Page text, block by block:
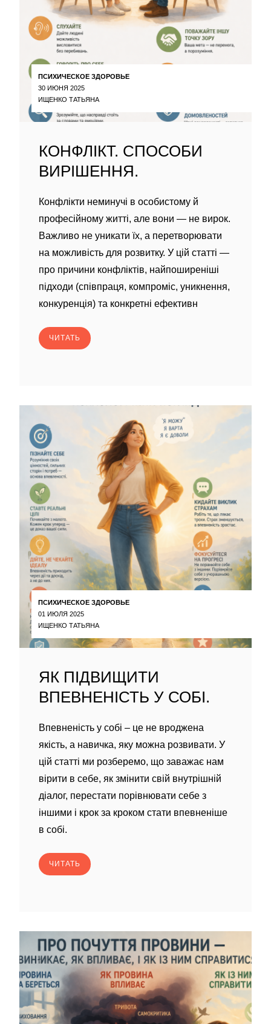
ПСИХИЧЕСКОЕ ЗДОРОВЬЕ
30 ИЮНЯ 2025
ИЩЕНКО ТАТЬЯНА
КОНФЛІКТ. СПОСОБИ
ВИРІШЕННЯ.
Конфлікти неминучі в особистому й
професійному житті, але вони — не вирок.
Важливо не уникати їх, а перетворювати
на можливість для розвитку. У цій статті —
про причини конфліктів, найпоширеніші
підходи (співпраця, компроміс, уникнення,
конкуренція) та конкретні ефективн
ЧИТАТЬ
ПСИХИЧЕСКОЕ ЗДОРОВЬЕ
01 ИЮЛЯ 2025
ИЩЕНКО ТАТЬЯНА
ЯК ПІДВИЩИТИ
ВПЕВНЕНІСТЬ У СОБІ.
Впевненість у собі – це не вроджена
якість, а навичка, яку можна розвивати. У
цій статті ми розберемо, що заважає нам
вірити в себе, як змінити свій внутрішній
діалог, перестати порівнювати себе з
іншими і крок за кроком стати впевненіше
в собі.
ЧИТАТЬ